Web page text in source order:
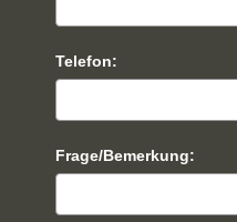
Telefon:
Frage/Bemerkung: